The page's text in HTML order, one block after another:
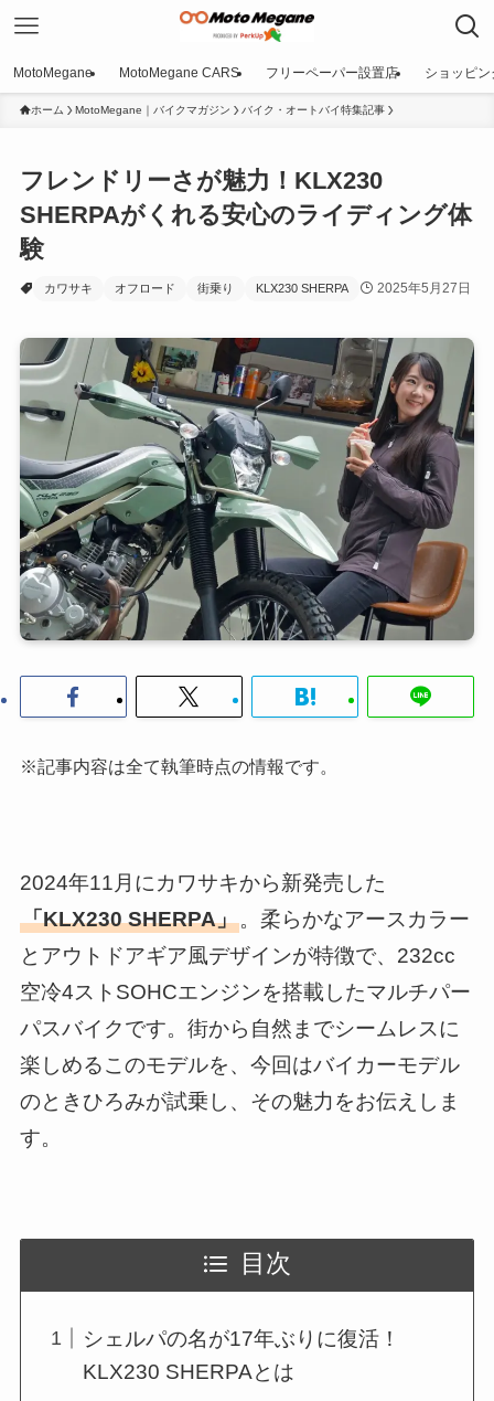
MotoMegane MotoMegane CARS フリーペーパー設置店 ショッピン
ホーム MotoMegane｜バイクマガジン バイク・オートバイ特集記事
フレンドリーさが魅力！KLX230
SHERPAがくれる安心のライディング体
験
カワサキ オフロード 街乗り KLX230 SHERPA 2025年5月27日
※記事内容は全て執筆時点の情報です。
2024年11月にカワサキから新発売した
「KLX230 SHERPA」。柔らかなアースカラー
とアウトドアギア風デザインが特徴で、232cc
空冷4ストSOHCエンジンを搭載したマルチパー
パスバイクです。街から自然までシームレスに
楽しめるこのモデルを、今回はバイカーモデル
のときひろみが試乗し、その魅力をお伝えしま
す。
目次
シェルパの名が17年ぶりに復活！
KLX230 SHERPAとは